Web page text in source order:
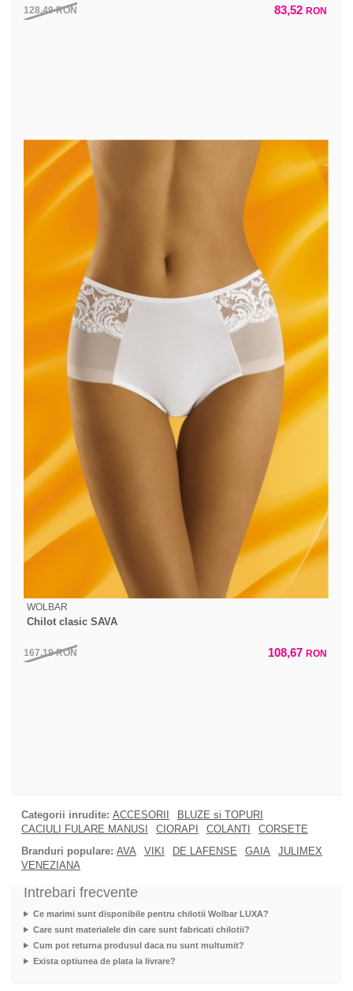
128,49RON 83,52 RON
WOLBAR
Chilot clasic SAVA
167,19RON 108,67 RON
Categorii inrudite: ACCESORII
BLUZE si TOPURI
CACIULI FULARE MANUSI
CIORAPI COLANTI
CORSETE
Branduri populare: AVA VIKI DE LAFENSE GAIA
JULIMEX
VENEZIANA
Intrebari frecvente
Ce marimi sunt disponibile pentru chilotii Wolbar LUXA?
Care sunt materialele din care sunt fabricati chilotii?
Cum pot returna produsul daca nu sunt multumit?
Exista optiunea de plata la livrare?